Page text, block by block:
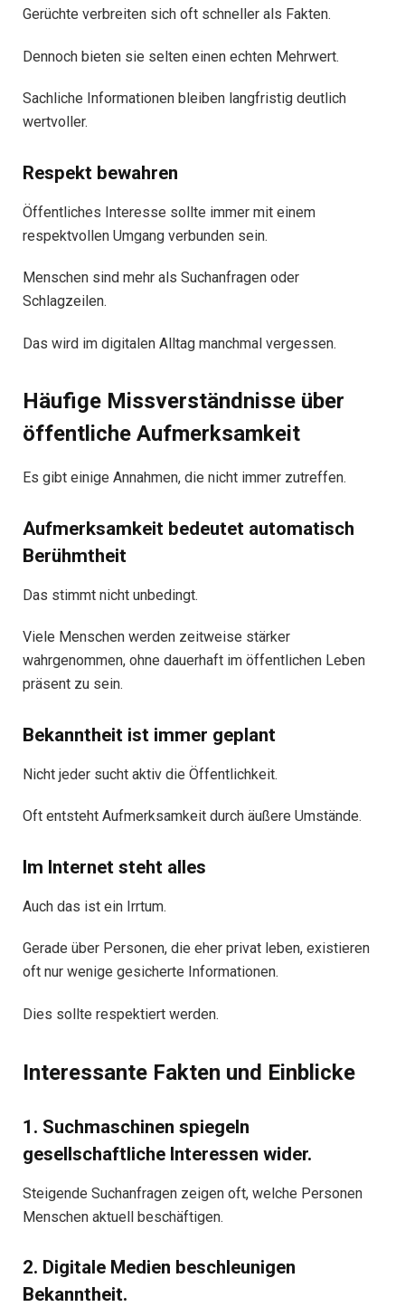
Gerüchte verbreiten sich oft schneller als Fakten.
Dennoch bieten sie selten einen echten Mehrwert.
Sachliche Informationen bleiben langfristig deutlich
wertvoller.
Respekt bewahren
Öffentliches Interesse sollte immer mit einem
respektvollen Umgang verbunden sein.
Menschen sind mehr als Suchanfragen oder
Schlagzeilen.
Das wird im digitalen Alltag manchmal vergessen.
Häufige Missverständnisse über
öffentliche Aufmerksamkeit
Es gibt einige Annahmen, die nicht immer zutreffen.
Aufmerksamkeit bedeutet automatisch
Berühmtheit
Das stimmt nicht unbedingt.
Viele Menschen werden zeitweise stärker
wahrgenommen, ohne dauerhaft im öffentlichen Leben
präsent zu sein.
Bekanntheit ist immer geplant
Nicht jeder sucht aktiv die Öffentlichkeit.
Oft entsteht Aufmerksamkeit durch äußere Umstände.
Im Internet steht alles
Auch das ist ein Irrtum.
Gerade über Personen, die eher privat leben, existieren
oft nur wenige gesicherte Informationen.
Dies sollte respektiert werden.
Interessante Fakten und Einblicke
1. Suchmaschinen spiegeln
gesellschaftliche Interessen wider.
Steigende Suchanfragen zeigen oft, welche Personen
Menschen aktuell beschäftigen.
2. Digitale Medien beschleunigen
Bekanntheit.